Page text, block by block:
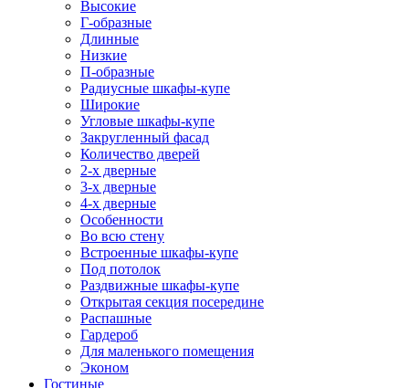
Высокие
Г-образные
Длинные
Низкие
П-образные
Радиусные шкафы-купе
Широкие
Угловые шкафы-купе
Закругленный фасад
Количество дверей
2-х дверные
3-х дверные
4-х дверные
Особенности
Во всю стену
Встроенные шкафы-купе
Под потолок
Раздвижные шкафы-купе
Открытая секция посередине
Распашные
Гардероб
Для маленького помещения
Эконом
Гостиные